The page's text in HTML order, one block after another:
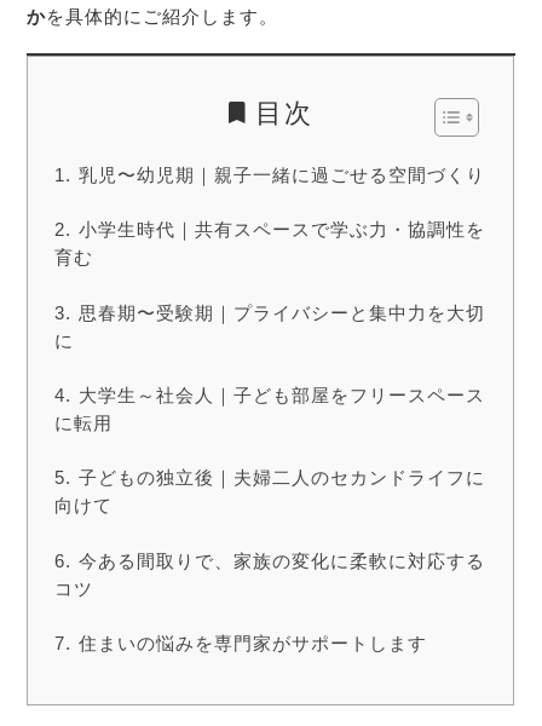
かを具体的にご紹介します。
目次
乳児〜幼児期｜親子一緒に過ごせる空間づくり
小学生時代｜共有スペースで学ぶ力・協調性を
育む
思春期〜受験期｜プライバシーと集中力を大切
に
大学生～社会人｜子ども部屋をフリースペース
に転用
子どもの独立後｜夫婦二人のセカンドライフに
向けて
今ある間取りで、家族の変化に柔軟に対応する
コツ
住まいの悩みを専門家がサポートします